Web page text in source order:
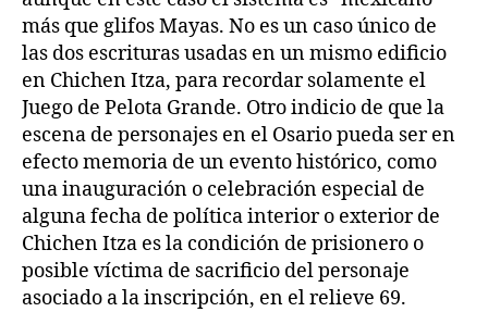
más que glifos Mayas. No es un caso único de
las dos escrituras usadas en un mismo edificio
en Chichen Itza, para recordar solamente el
Juego de Pelota Grande. Otro indicio de que la
escena de personajes en el Osario pueda ser en
efecto memoria de un evento histórico, como
una inauguración o celebración especial de
alguna fecha de política interior o exterior de
Chichen Itza es la condición de prisionero o
posible víctima de sacrificio del personaje
asociado a la inscripción, en el relieve 69.